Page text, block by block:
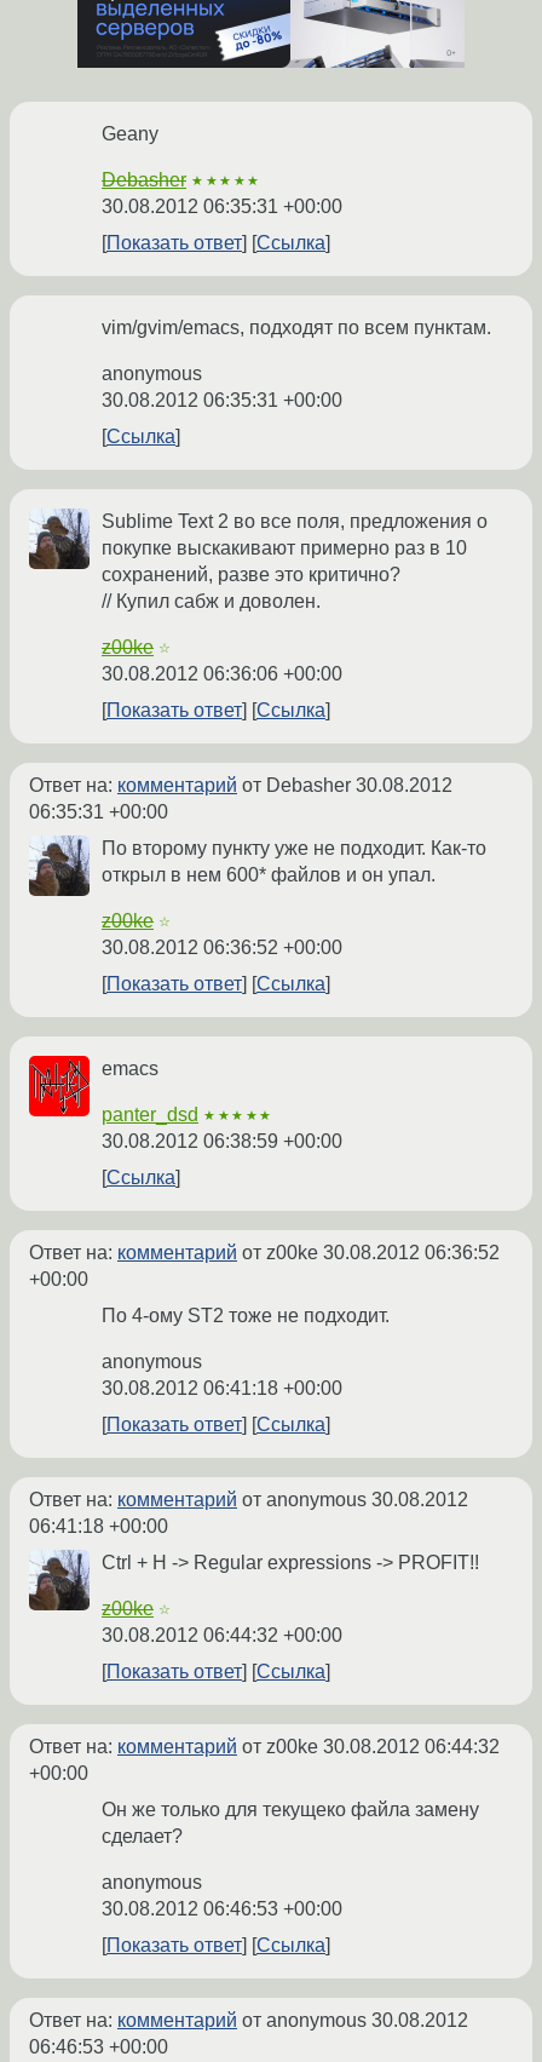
Geany
Debasher ★★★★★
30.08.2012 06:35:31 +00:00
Показать ответ
Ссылка
vim/gvim/emacs, подходят по всем пунктам.
anonymous
30.08.2012 06:35:31 +00:00
Ссылка
Sublime Text 2 во все поля, предложения о
покупке выскакивают примерно раз в 10
сохранений, разве это критично?
// Купил сабж и доволен.
z00ke ☆
30.08.2012 06:36:06 +00:00
Показать ответ
Ссылка
Ответ на: комментарий от Debasher 30.08.2012
06:35:31 +00:00
По второму пункту уже не подходит. Как-то
открыл в нем 600* файлов и он упал.
z00ke ☆
30.08.2012 06:36:52 +00:00
Показать ответ
Ссылка
emacs
panter_dsd ★★★★★
30.08.2012 06:38:59 +00:00
Ссылка
Ответ на: комментарий от z00ke 30.08.2012 06:36:52
+00:00
По 4-ому ST2 тоже не подходит.
anonymous
30.08.2012 06:41:18 +00:00
Показать ответ
Ссылка
Ответ на: комментарий от anonymous 30.08.2012
06:41:18 +00:00
Ctrl + H -> Regular expressions -> PROFIT!!
z00ke ☆
30.08.2012 06:44:32 +00:00
Показать ответ
Ссылка
Ответ на: комментарий от z00ke 30.08.2012 06:44:32
+00:00
Он же только для текущеко файла замену
сделает?
anonymous
30.08.2012 06:46:53 +00:00
Показать ответ
Ссылка
Ответ на: комментарий от anonymous 30.08.2012
06:46:53 +00:00